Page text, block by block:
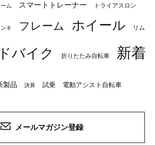
ム スマートトレーナー トライアスロン
キ フレーム ホイール リム
バイク 折りたたみ自転車
新着
製品 決算 試乗 電動アシスト自転車
メールマガジン登録